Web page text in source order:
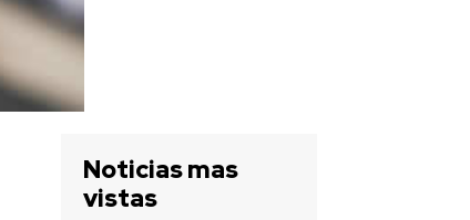
Noticias mas
vistas